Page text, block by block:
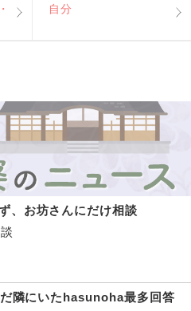
自分
、お坊さんにだけ相談
隣にいたhasunoha最多回答